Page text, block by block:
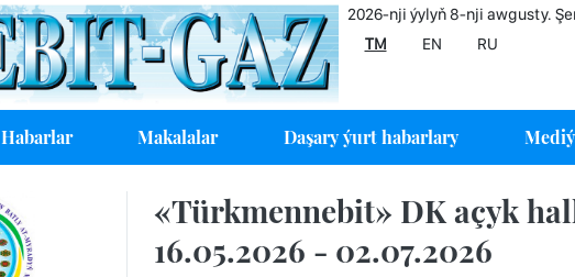
2026-nji ýylyň 8-nji awgusty.
TM
EN RU
Habarlar Makalalar Daşary ýurt habarlary
«Türkmennebit» DK açyk
16.05.2026 - 02.07.2026